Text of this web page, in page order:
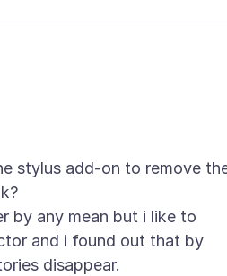
stylus add-on to remove
by any mean but i like to
and i found out that by
disappear.